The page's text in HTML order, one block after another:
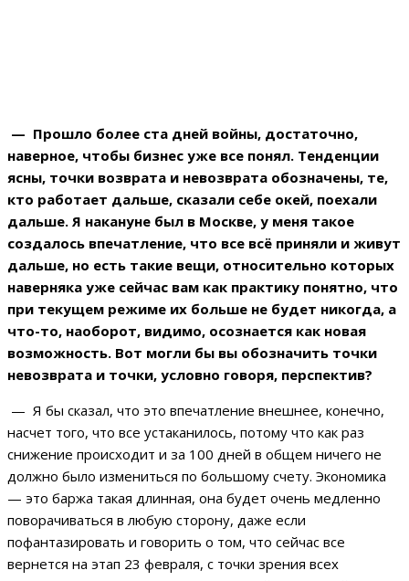
— Прошло более ста дней войны, достаточно,
наверное, чтобы бизнес уже все понял. Тенденции
ясны, точки возврата и невозврата обозначены, те,
кто работает дальше, сказали себе окей, поехали
дальше. Я накануне был в Москве, у меня такое
создалось впечатление, что все всё приняли и живут
дальше, но есть такие вещи, относительно которых
наверняка уже сейчас вам как практику понятно, что
при текущем режиме их больше не будет никогда, а
что-то, наоборот, видимо, осознается как новая
возможность. Вот могли бы вы обозначить точки
невозврата и точки, условно говоря, перспектив?
— Я бы сказал, что это впечатление внешнее, конечно,
насчет того, что все устаканилось, потому что как раз
снижение происходит и за 100 дней в общем ничего не
должно было измениться по большому счету. Экономика
— это баржа такая длинная, она будет очень медленно
поворачиваться в любую сторону, даже если
пофантазировать и говорить о том, что сейчас все
вернется на этап 23 февраля, с точки зрения всех